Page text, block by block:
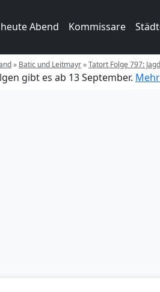
Abend Kommissare
» Batic und Leitmayr»Tatort Folge 797:
gibt es ab 13 September.